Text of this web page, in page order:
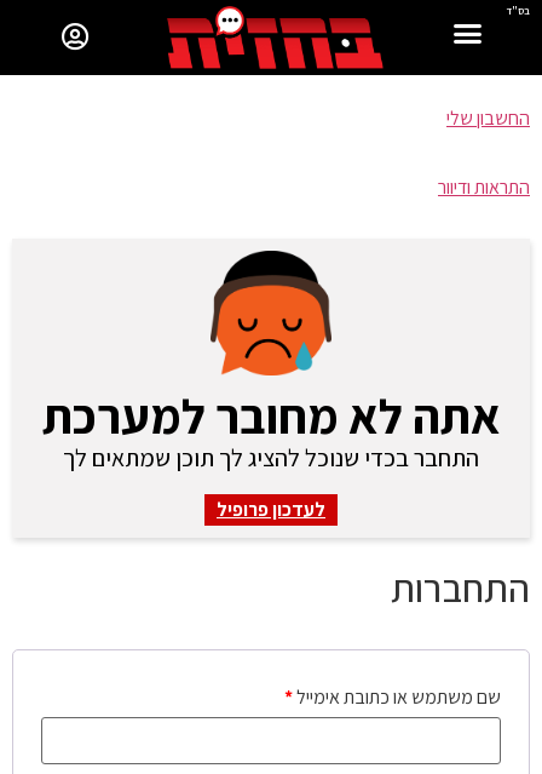
בס"ד
החשבון שלי
התראות ודיוור
אתה לא מחובר למערכת
התחבר בכדי שנוכל להציג לך תוכן שמתאים לך
לעדכון פרופיל
התחברות
שם משתמש או כתובת אימייל*